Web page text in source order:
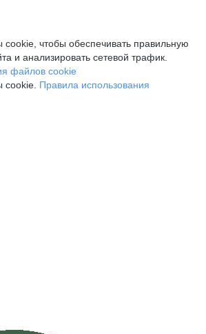
чтобы обеспечивать правильную
и анализировать сетевой трафик.
файлов cookie
Правила использования